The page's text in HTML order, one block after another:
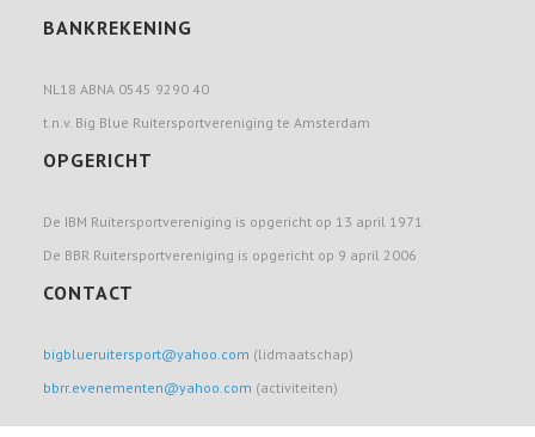
BANKREKENING
NL18 ABNA 0545 9290 40
t.n.v. Big Blue Ruitersportvereniging te Amsterdam
OPGERICHT
De IBM Ruitersportvereniging is opgericht op 13 april 1971
De BBR Ruitersportvereniging is opgericht op 9 april 2006
CONTACT
bigblueruitersport@yahoo.com (lidmaatschap)
bbrr.evenementen@yahoo.com (activiteiten)